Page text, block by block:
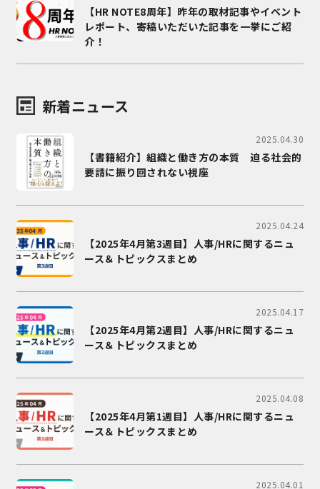
【HR NOTE8周年】昨年の取材記事やイベント
レポート、寄稿いただいた記事を一挙にご紹
介！
新着ニュース
2025.04.30
【書籍紹介】組織と働き方の本質 迫る社会的
要請に振り回されない視座
2025.04.24
【2025年4月第3週目】人事/HRに関するニュ
ース＆トピックスまとめ
2025.04.17
【2025年4月第2週目】人事/HRに関するニュ
ース＆トピックスまとめ
2025.04.08
【2025年4月第1週目】人事/HRに関するニュ
ース＆トピックスまとめ
2025.04.01